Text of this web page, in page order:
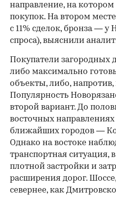
направление, на котором
покупок. На втором
с 11% сделок, бронза — у
спроса), выяснили
Покупатели загородных
либо максимально
объекты, либо,
Популярность
второй вариант. До
восточных
ближайших городов —
Однако на востоке
транспортная ситуация,
плотной застройки и
расширения дорог.
севернее, как